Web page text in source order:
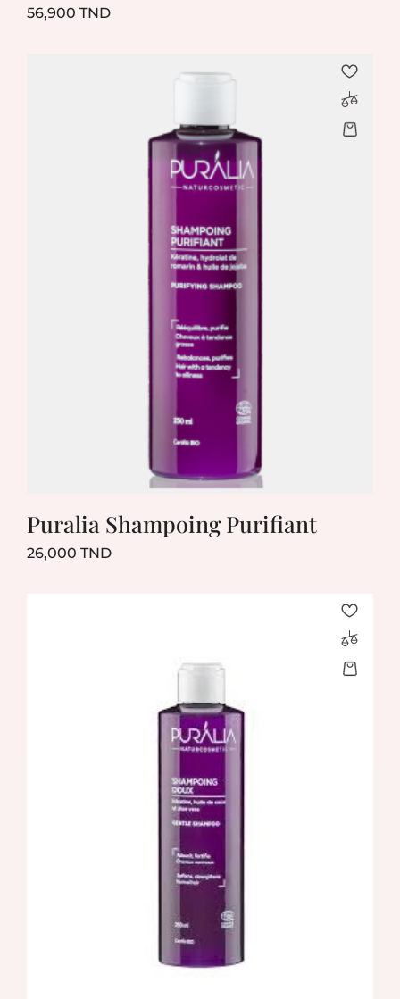
56,900 TNDPrix
Puralia Shampoing Purifiant
26,000 TNDPrix